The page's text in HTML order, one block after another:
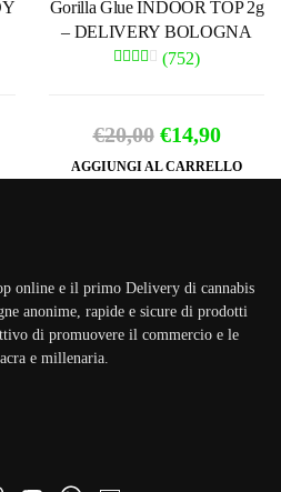
Gorilla Glue INDOOR TOP 2g
– DELIVERY BOLOGNA
(752)
€20,00 Il
prezzo
€14,90Il
AGGIUNGI AL CARRELLO
online e il primo Delivery di cannabis
anonime, rapide e sicure di prodotti
di promuovere il commercio e le
e millenaria.